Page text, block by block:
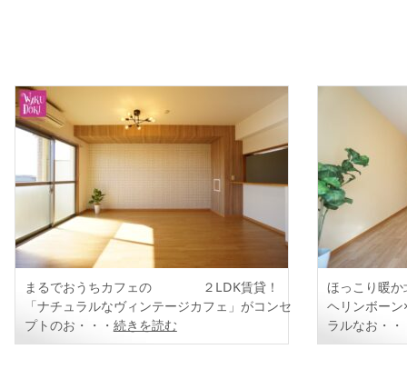
まるでおうちカフェの ２LDK賃貸！
「ナチュラルなヴィンテージカフェ」がコンセ
プトのお・・・ 続きを読む
ほっこり暖
ヘリンボー
ラルなお・・